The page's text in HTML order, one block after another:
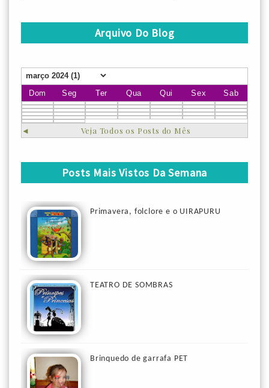
Arquivo Do Blog
Dom Seg Ter Qua Qui Sex Sab
◄ Veja Todos os Posts do Mês
Posts Mais Vistos Da Semana
Primavera, folclore e o UIRAPURU
TEATRO DE SOMBRAS
Brinquedo de garrafa PET